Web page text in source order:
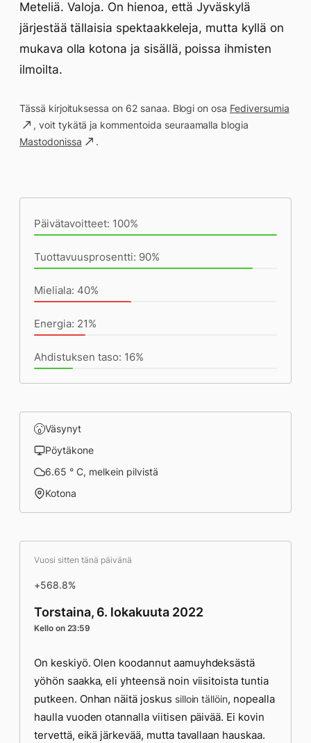
Meteliä. Valoja. On hienoa, että Jyväskylä
järjestää tällaisia spektaakkeleja, mutta kyllä on
mukava olla kotona ja sisällä, poissa ihmisten
ilmoilta.
Tässä kirjoituksessa on 62 sanaa. Blogi on osa Fediversumia
, voit tykätä ja kommentoida seuraamalla blogia
Mastodonissa
.
Päivätavoitteet: 100%
Tuottavuusprosentti: 90%
Mieliala: 40%
Energia: 21%
Ahdistuksen taso: 16%
Väsynyt
Pöytäkone
6.65 ° C, melkein pilvistä
Kotona
Vuosi sitten tänä päivänä
+568.8%
Torstaina, 6. lokakuuta 2022
Kello on 23:59
On keskiyö. Olen koodannut aamuyhdeksästä
yöhön saakka, eli yhteensä noin viisitoista tuntia
putkeen. Onhan näitä joskus silloin tällöin, nopealla
haulla vuoden otannalla viitisen päivää. Ei kovin
tervettä, eikä järkevää, mutta tavallaan hauskaa.